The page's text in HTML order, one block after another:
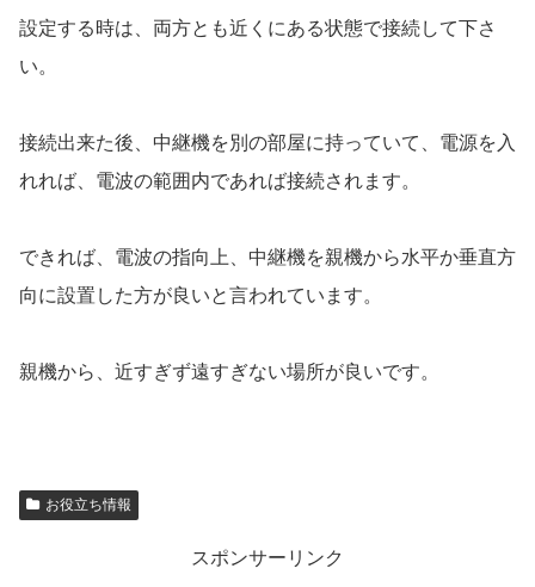
設定する時は、両方とも近くにある状態で接続して下さ
い。
接続出来た後、中継機を別の部屋に持っていて、電源を入
れれば、電波の範囲内であれば接続されます。
できれば、電波の指向上、中継機を親機から水平か垂直方
向に設置した方が良いと言われています。
親機から、近すぎず遠すぎない場所が良いです。
お役立ち情報
スポンサーリンク